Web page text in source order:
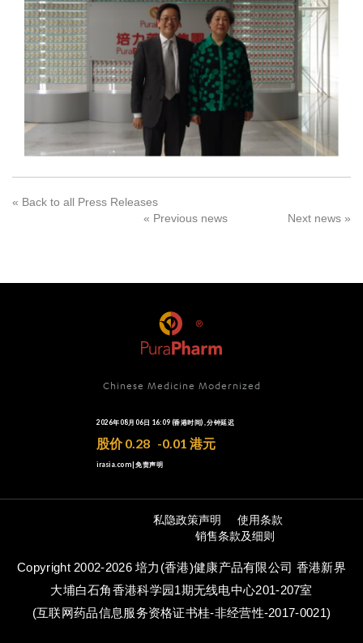
« Back to all Press Releases
« Previous news
Next news »
Chinese Medicine Modernized
使用条款
私隐政策声明
销售条款及细则
Copyright 2002-2026 培力(香港)健康产品有限公司 香港新界
大埔白石角香港科学园1期无线电中心201-207室
(互联网药品信息服务资格证书桂-非经营性-2017-0021)